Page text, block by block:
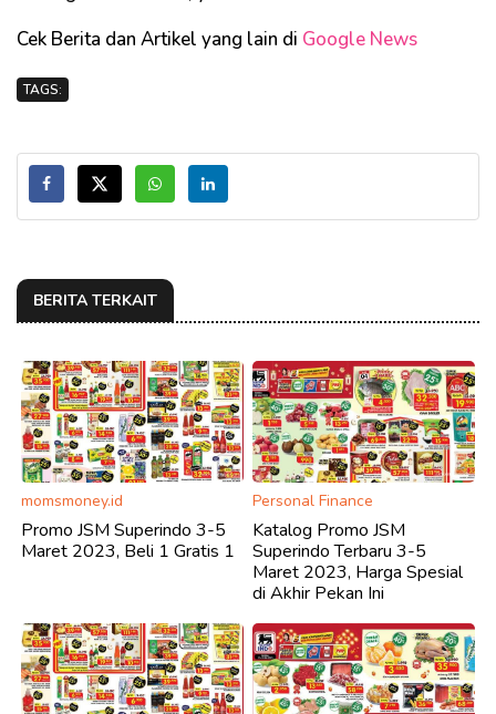
Cek Berita dan Artikel yang lain di Google News
TAGS:
BERITA TERKAIT
momsmoney.id
Promo JSM Superindo 3-5
Maret 2023, Beli 1 Gratis 1
Personal Finance
Katalog Promo JSM
Superindo Terbaru 3-5
Maret 2023, Harga Spesial
di Akhir Pekan Ini